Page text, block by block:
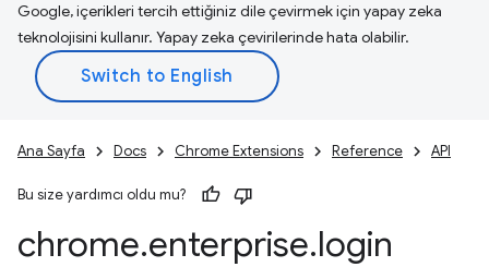
Google, içerikleri tercih ettiğiniz dile çevirmek için yapay zeka
teknolojisini kullanır. Yapay zeka çevirilerinde hata olabilir.
Ana Sayfa Docs Chrome Extensions Reference API
Bu size yardımcı oldu mu?
chrome.enterprise.login